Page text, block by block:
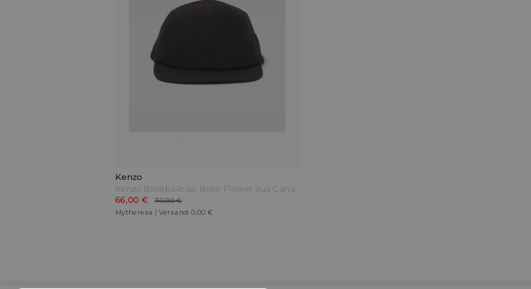
Kenzo
Kenzo Baseballcap Boke Flower aus Canvas Schwarz
66,00 €
110,00 €
Mytheresa | Versand: 0,00 €